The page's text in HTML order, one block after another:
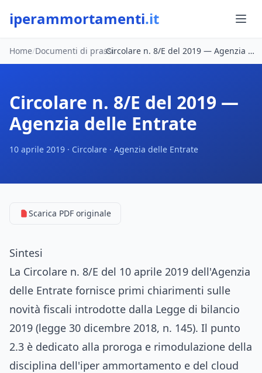
iperammortamenti.it
Home/Documenti di prassi
/ Circolare n. 8/E del 2019 — Agenzia delle Entrate
Circolare n. 8/E del 2019 —
Agenzia delle Entrate
10 aprile 2019 · Circolare · Agenzia delle Entrate
Scarica PDF originale
Sintesi
La Circolare n. 8/E del 10 aprile 2019 dell'Agenzia
delle Entrate fornisce primi chiarimenti sulle
novità fiscali introdotte dalla Legge di bilancio
2019 (legge 30 dicembre 2018, n. 145). Il punto
2.3 è dedicato alla proroga e rimodulazione della
disciplina dell'iper ammortamento e del cloud